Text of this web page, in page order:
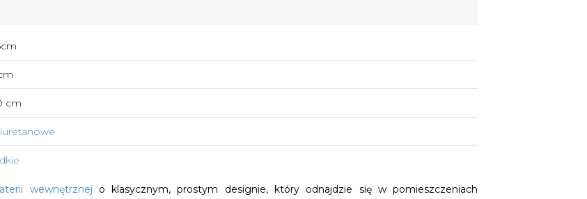
cm
wewnętrznej o klasycznym, prostym designie, który odnajdzie się w pomieszczeniach